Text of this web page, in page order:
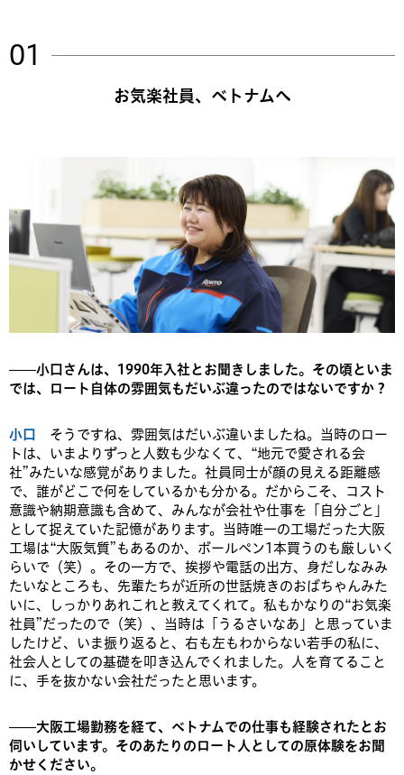
お気楽社員、ベトナムへ
——小口さんは、1990年入社とお聞きしました。その頃といま
では、ロート自体の雰囲気もだいぶ違ったのではないですか？
小口
そうですね、雰囲気はだいぶ違いましたね。当時のロー
トは、いまよりずっと人数も少なくて、“地元で愛される会
社”みたいな感覚がありました。社員同士が顔の見える距離感
で、誰がどこで何をしているかも分かる。だからこそ、コスト
意識や納期意識も含めて、みんなが会社や仕事を「自分ごと」
として捉えていた記憶があります。当時唯一の工場だった大阪
工場は“大阪気質”もあるのか、ボールペン1本買うのも厳しいく
らいで（笑）。その一方で、挨拶や電話の出方、身だしなみみ
たいなところも、先輩たちが近所の世話焼きのおばちゃんみた
いに、しっかりあれこれと教えてくれて。私もかなりの“お気楽
社員”だったので（笑）、当時は「うるさいなあ」と思っていま
したけど、いま振り返ると、右も左もわからない若手の私に、
社会人としての基礎を叩き込んでくれました。人を育てること
に、手を抜かない会社だったと思います。
——大阪工場勤務を経て、ベトナムでの仕事も経験されたとお
伺いしています。そのあたりのロート人としての原体験をお聞
かせください。